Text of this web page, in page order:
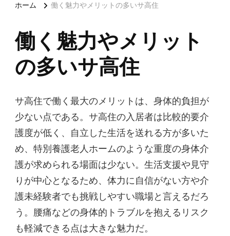
ホーム 働く魅力やメリットの多いサ高住
働く魅力やメリット
の多いサ高住
サ高住で働く最大のメリットは、身体的負担が
少ない点である。サ高住の入居者は比較的要介
護度が低く、自立した生活を送れる方が多いた
め、特別養護老人ホームのような重度の身体介
護が求められる場面は少ない。生活支援や見守
りが中心となるため、体力に自信がない方や介
護未経験者でも挑戦しやすい職場と言えるだろ
う。腰痛などの身体的トラブルを抱えるリスク
も軽減できる点は大きな魅力だ。